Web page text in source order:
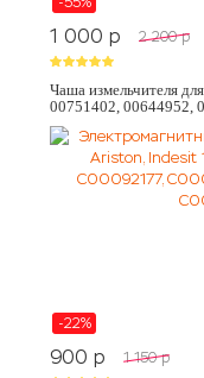
1 000 p 2 200 p
Чаша измельчителя
00751402, 00644952,
-22%
900 p 1 150 p